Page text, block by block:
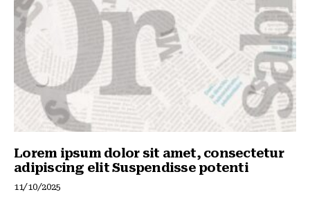
Lorem ipsum dolor sit amet, consectetur
adipiscing elit Suspendisse potenti
11/10/2025